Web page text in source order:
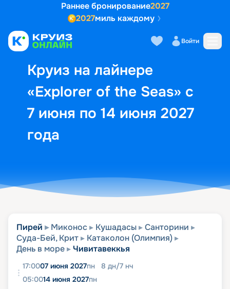
Раннее бронирование2027
2027миль каждому
Войти
Круиз на лайнере
«Explorer of the Seas» с
7 июня по 14 июня 2027
года
Выбор кают Маршрут и
Пирей Миконос Кушадасы
Санторини
Суда-Бей, Крит
Катаколон (Олимпия)
День в море
Чивитавеккья
17:0007 июня 2027пн 8 дн/7 нч
05:0014 июня 2027пн